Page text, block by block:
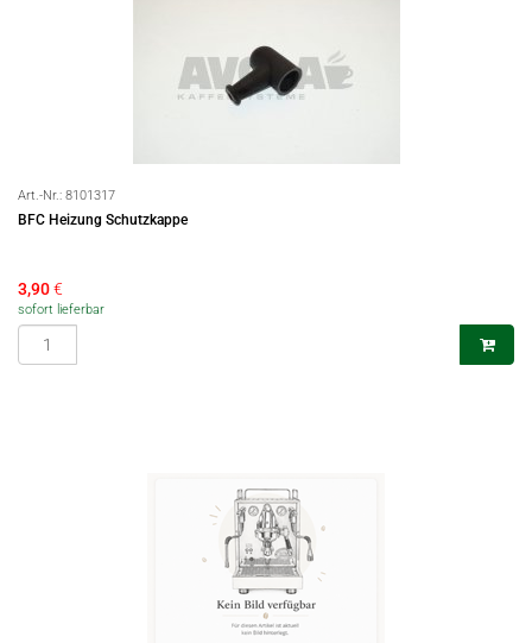
Art.-Nr.: 8101317
BFC Heizung Schutzkappe
3,90€
sofort lieferbar